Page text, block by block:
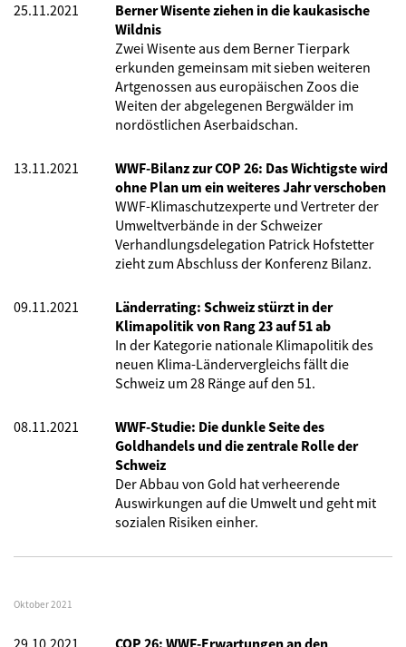
25.11.2021
Berner Wisente ziehen in die kaukasische
Wildnis
Zwei Wisente aus dem Berner Tierpark
erkunden gemeinsam mit sieben weiteren
Artgenossen aus europäischen Zoos die
Weiten der abgelegenen Bergwälder im
nordöstlichen Aserbaidschan.
13.11.2021
WWF-Bilanz zur COP 26: Das Wichtigste wird
ohne Plan um ein weiteres Jahr verschoben
WWF-Klimaschutzexperte und Vertreter der
Umweltverbände in der Schweizer
Verhandlungsdelegation Patrick Hofstetter
zieht zum Abschluss der Konferenz Bilanz.
09.11.2021
Länderrating: Schweiz stürzt in der
Klimapolitik von Rang 23 auf 51 ab
In der Kategorie nationale Klimapolitik des
neuen Klima-Ländervergleichs fällt die
Schweiz um 28 Ränge auf den 51.
08.11.2021
WWF-Studie: Die dunkle Seite des
Goldhandels und die zentrale Rolle der
Schweiz
Der Abbau von Gold hat verheerende
Auswirkungen auf die Umwelt und geht mit
sozialen Risiken einher.
Oktober 2021
29.10.2021
COP 26: WWF-Erwartungen an den